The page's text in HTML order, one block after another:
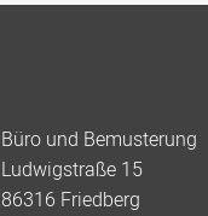
Büro und Bemusterung
Ludwigstraße 15
86316 Friedberg